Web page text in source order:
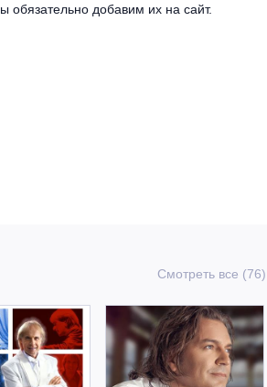
обязательно добавим их на сайт.
Смотреть все (76)